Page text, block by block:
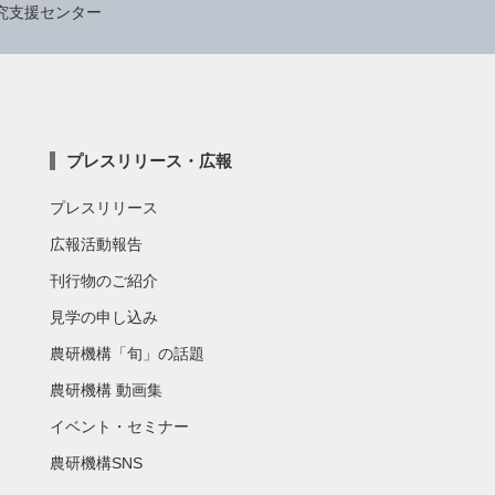
支援センター
プレスリリース・広報
プレスリリース
広報活動報告
刊行物のご紹介
見学の申し込み
農研機構「旬」の話題
農研機構 動画集
イベント・セミナー
農研機構SNS